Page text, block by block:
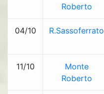
Roberto
04/10 R.Sassoferrato
11/10
Monte
Roberto